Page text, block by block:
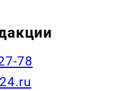
78